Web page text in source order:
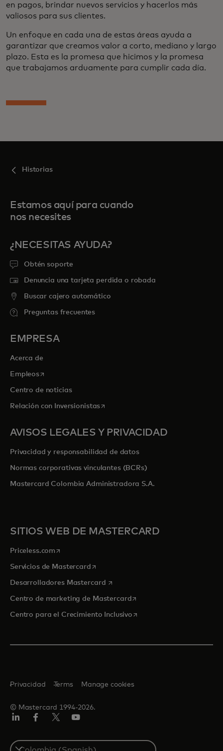
en pagos, brindar nuevos servicios y hacerlos más
valiosos para sus clientes.
Un enfoque en cada una de estas áreas ayuda a
garantizar que creamos valor a corto, mediano y largo
plazo. Esta es la promesa que hicimos y la promesa
que trabajamos arduamente para cumplir cada día.
Historias
Estamos aquí para cuando
nos necesites
¿NECESITAS AYUDA?
Obtén soporte
Denuncia una tarjeta perdida o robada
Buscar cajero automático
Preguntas frecuentes
EMPRESA
Acerca de
Empleosse abre en una pestaña nueva
Centro de noticias
Relación con Inversionistasse abre en una pestaña nueva
AVISOS LEGALES Y PRIVACIDAD
Privacidad y responsabilidad de datos
Normas corporativas vinculantes (BCRs)
Mastercard Colombia Administradora S.A.
SITIOS WEB DE MASTERCARD
Priceless.com se abre en una pestaña nueva
Servicios de Mastercardse abre en una pestaña nueva
Desarrolladores Mastercard se abre en una pestaña nueva
Centro de marketing de Mastercardse abre en una pestaña
Centro para el Crecimiento Inclusivose abre en una pestaña
© Mastercard 1994-2026.
Privacidad Terms Manage cookies
Select